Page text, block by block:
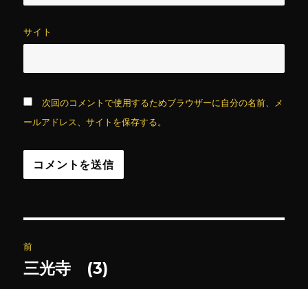
サイト
次回のコメントで使用するためブラウザーに自分の名前、メ
ールアドレス、サイトを保存する。
稿
前
前
三光寺 (3)